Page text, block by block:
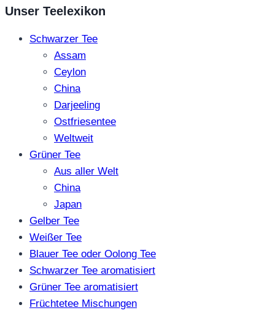
Unser Teelexikon
Schwarzer Tee
Assam
Ceylon
China
Darjeeling
Ostfriesentee
Weltweit
Grüner Tee
Aus aller Welt
China
Japan
Gelber Tee
Weißer Tee
Blauer Tee oder Oolong Tee
Schwarzer Tee aromatisiert
Grüner Tee aromatisiert
Früchtetee Mischungen